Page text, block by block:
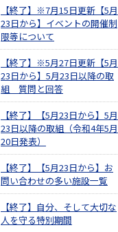
【終了】※7月15日更新【5月
23日から】イベントの開催制
限等について
【終了】※5月27日更新【5月
23日から】5月23日以降の取
組 質問と回答
【終了】【5月23日から】5月
23日以降の取組（令和4年5月
20日発表）
【終了】【5月23日から】お
問い合わせの多い施設一覧
【終了】自分、そして大切な
人を守る特別期間